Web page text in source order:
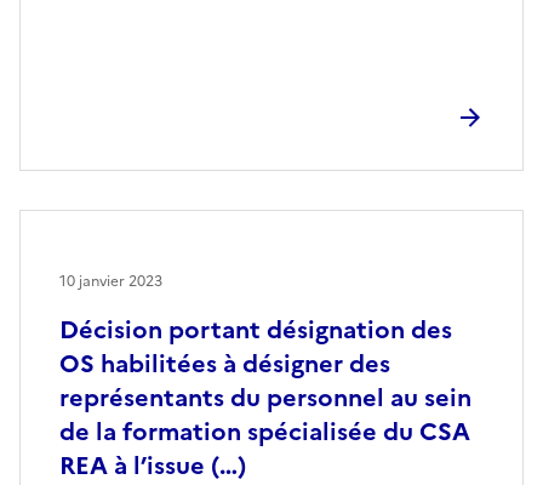
Décision portant désignation des
OS habilitées à désigner des
représentants du personnel au sein
de la formation spécialisée du CSA
REA à l’issue (…)
10 janvier 2023